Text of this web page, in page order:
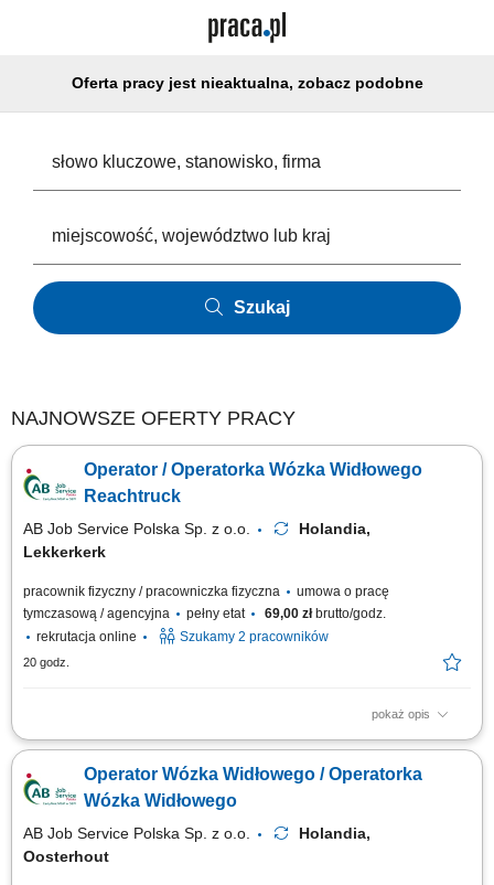
Oferta pracy jest nieaktualna, zobacz podobne
Szukaj
NAJNOWSZE OFERTY PRACY
Operator / Operatorka Wózka Widłowego
Reachtruck
AB Job Service Polska Sp. z o.o.
Holandia,
Lekkerkerk
pracownik fizyczny / pracowniczka fizyczna
umowa o pracę
tymczasową / agencyjna
pełny etat 69,00 złbrutto/godz.
rekrutacja online
Szukamy 2 pracowników
20 godz.
pokaż opis
Opis stanowiska obsługa wózków widłowych typu reachtruck oraz
magazynu i chłodni, rozmieszczanie towarów na regałach wysokiego
składowania, załadunek i rozładunek pojazdów dostawczych,
Operator Wózka Widłowego / Operatorka
Wózka Widłowego
AB Job Service Polska Sp. z o.o.
Holandia,
Oosterhout